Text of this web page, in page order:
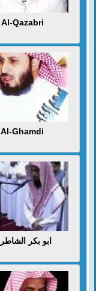
Al-Qazabri
Al-Ghamdi
ابو بكر